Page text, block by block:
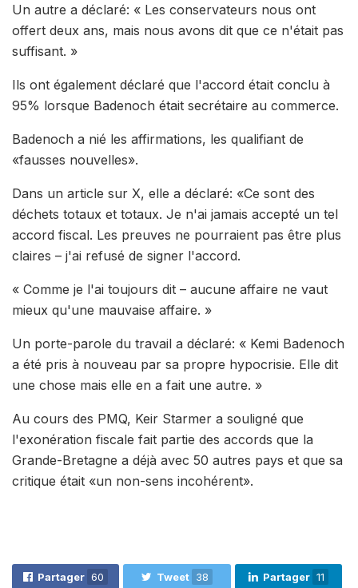
Un autre a déclaré: « Les conservateurs nous ont
offert deux ans, mais nous avons dit que ce n'était pas
suffisant. »
Ils ont également déclaré que l'accord était conclu à
95% lorsque Badenoch était secrétaire au commerce.
Badenoch a nié les affirmations, les qualifiant de
«fausses nouvelles».
Dans un article sur X, elle a déclaré: «Ce sont des
déchets totaux et totaux. Je n'ai jamais accepté un tel
accord fiscal. Les preuves ne pourraient pas être plus
claires – j'ai refusé de signer l'accord.
« Comme je l'ai toujours dit – aucune affaire ne vaut
mieux qu'une mauvaise affaire. »
Un porte-parole du travail a déclaré: « Kemi Badenoch
a été pris à nouveau par sa propre hypocrisie. Elle dit
une chose mais elle en a fait une autre. »
Au cours des PMQ, Keir Starmer a souligné que
l'exonération fiscale fait partie des accords que la
Grande-Bretagne a déjà avec 50 autres pays et que sa
critique était «un non-sens incohérent».
Partager 60 Tweet 38 Partager 11